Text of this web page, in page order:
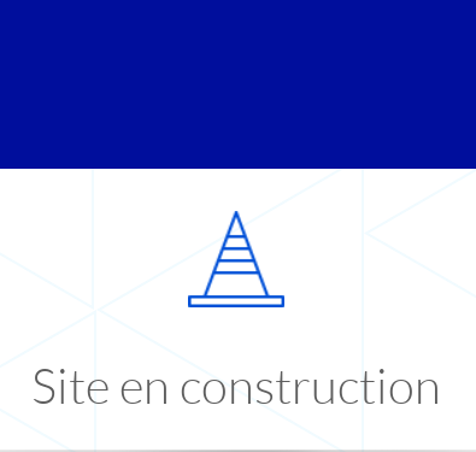
Site en construction